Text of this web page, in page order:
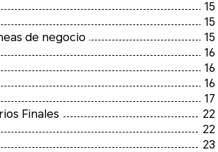
15
15
6.3 Incursión en nuevos mercados y apertura de nuevas líneas de negocio
15
16
16
16
17
6.7 Medidas para el conocimiento razonable de Beneficiarios Finales
22
22
23